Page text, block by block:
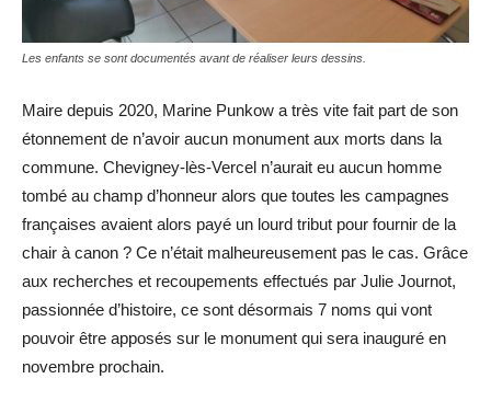
Les enfants se sont documentés avant de réaliser leurs dessins.
Maire depuis 2020, Marine Punkow a très vite fait part de son
étonnement de n’avoir aucun monument aux morts dans la
commune. Chevigney-lès-Vercel n’aurait eu aucun homme
tombé au champ d’honneur alors que toutes les campagnes
françaises avaient alors payé un lourd tribut pour fournir de la
chair à canon ? Ce n’était malheureusement pas le cas. Grâce
aux recherches et recoupements effectués par Julie Journot,
passionnée d’histoire, ce sont désormais 7 noms qui vont
pouvoir être apposés sur le monument qui sera inauguré en
novembre prochain.